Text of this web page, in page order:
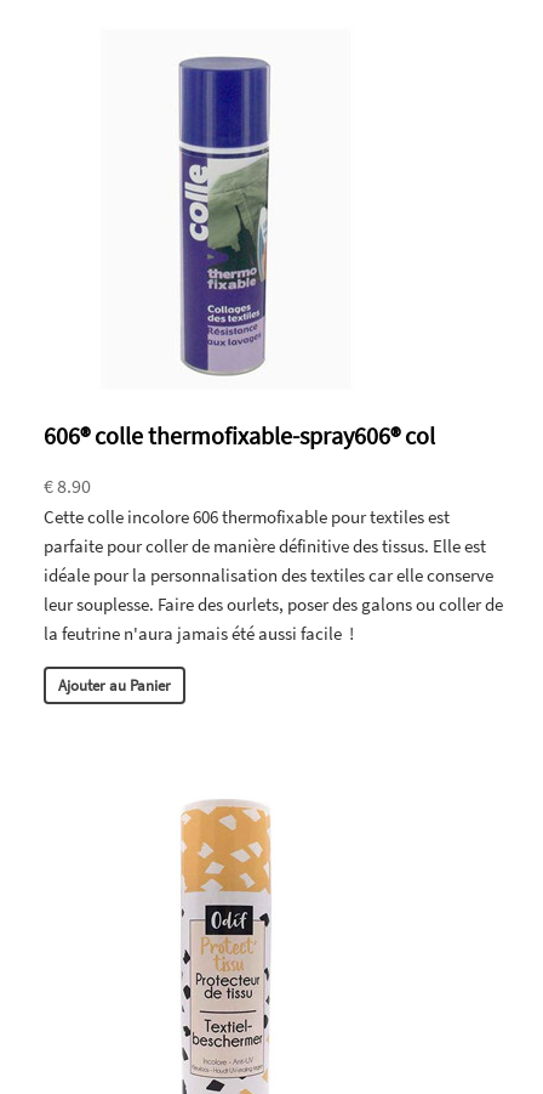
606® colle thermofixable-spray606® col
€ 8.90
Cette colle incolore 606 thermofixable pour textiles est
parfaite pour coller de manière définitive des tissus. Elle est
idéale pour la personnalisation des textiles car elle conserve
leur souplesse. Faire des ourlets, poser des galons ou coller de
la feutrine n'aura jamais été aussi facile !
Ajouter au Panier